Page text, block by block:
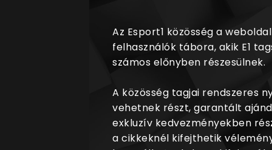
Az Esport1 közösség a
felhasználók tábora, akik E1
számos előnyben részesülnek.
A közösség tagjai rendszeres
vehetnek részt, garantált
exkluzív kedvezményekben
a cikkeknél kifejthetik